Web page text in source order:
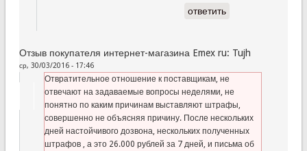
ответить
Отзыв покупателя интернет-магазина Emex ru: Tujh
ср, 30/03/2016 - 17:46
Отвратительное отношение к поставщикам, не
отвечают на задаваемые вопросы неделями, не
понятно по каким причинам выставляют штрафы,
совершенно не объясняя причину. После нескольких
дней настойчивого дозвона, нескольких полученных
штрафов , а это 26.000 рублей за 7 дней, и письма об